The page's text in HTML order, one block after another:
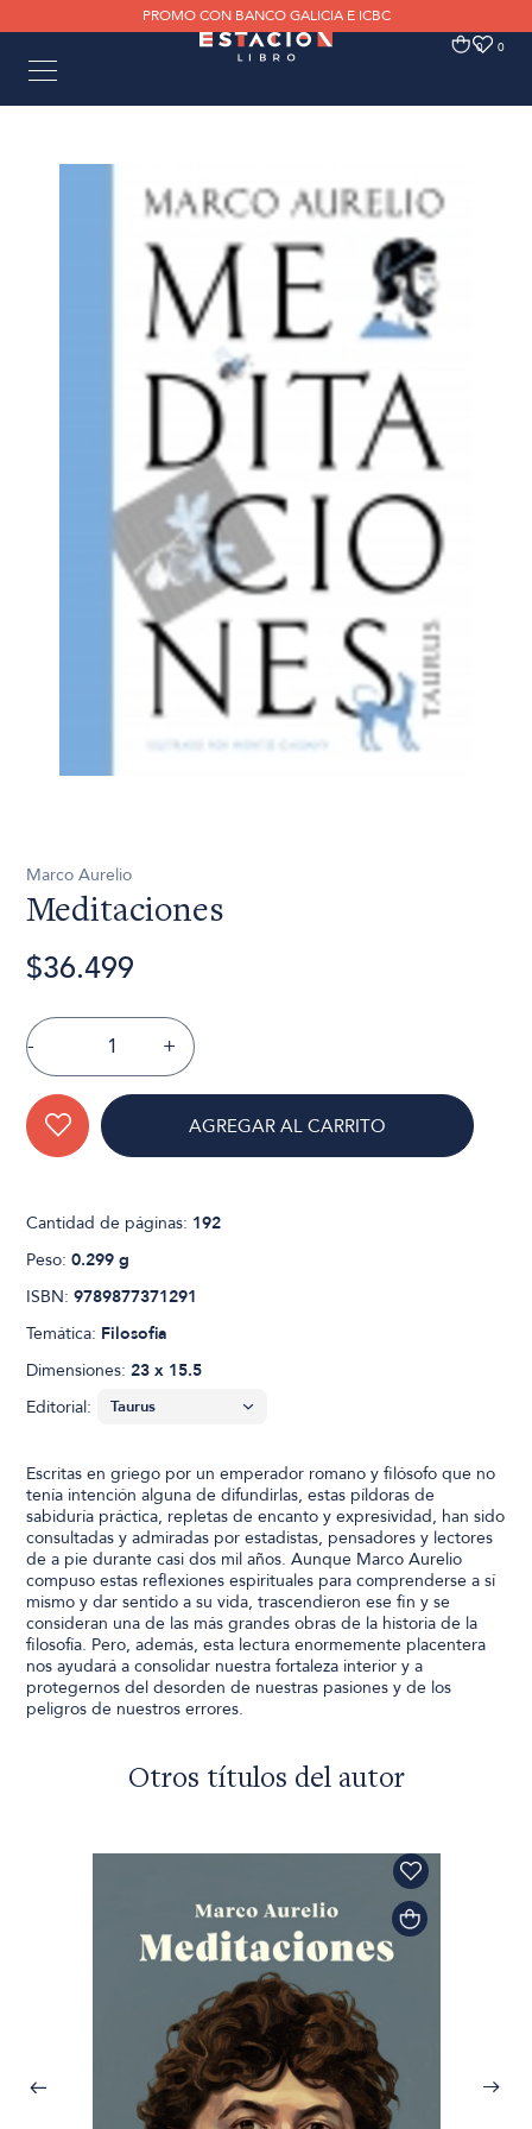
PROMO CON BANCO GALICIA E ICBC
0 0
Marco Aurelio
Meditaciones
$36.499
- +
AGREGAR AL CARRITO
Cantidad de páginas: 192
Peso:0.299 g
ISBN:9789877371291
Temática: Filosofia
Dimensiones:23 x 15.5
Editorial:
Escritas en griego por un emperador romano y filósofo que no
tenía intención alguna de difundirlas, estas píldoras de
sabiduría práctica, repletas de encanto y expresividad, han sido
consultadas y admiradas por estadistas, pensadores y lectores
de a pie durante casi dos mil años. Aunque Marco Aurelio
compuso estas reflexiones espirituales para comprenderse a sí
mismo y dar sentido a su vida, trascendieron ese fin y se
consideran una de las más grandes obras de la historia de la
filosofía. Pero, además, esta lectura enormemente placentera
nos ayudará a consolidar nuestra fortaleza interior y a
protegernos del desorden de nuestras pasiones y de los
peligros de nuestros errores.
Otros títulos del autor